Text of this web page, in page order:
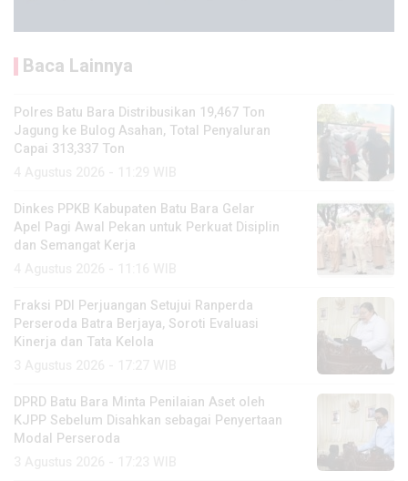
Baca Lainnya
Polres Batu Bara Distribusikan 19,467 Ton
Jagung ke Bulog Asahan, Total Penyaluran
Capai 313,337 Ton
Dinkes PPKB Kabupaten Batu Bara Gelar
Apel Pagi Awal Pekan untuk Perkuat Disiplin
dan Semangat Kerja
Fraksi PDI Perjuangan Setujui Ranperda
Perseroda Batra Berjaya, Soroti Evaluasi
Kinerja dan Tata Kelola
DPRD Batu Bara Minta Penilaian Aset oleh
KJPP Sebelum Disahkan sebagai Penyertaan
Modal Perseroda